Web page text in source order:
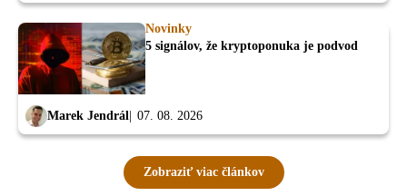
Novinky
5 signálov, že kryptoponuka je podvod
Marek Jendrál 07. 08. 2026
Zobraziť viac článkov